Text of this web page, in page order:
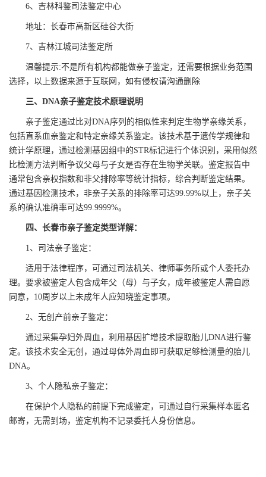
6、吉林科鉴司法鉴定中心
地址：长春市高新区硅谷大街
7、吉林江城司法鉴定所
温馨提示:不是所有机构都能做亲子鉴定，还需要根据业务范围
选择，以上数据来源于互联网，如有侵权请沟通删除
三、DNA亲子鉴定技术原理说明
亲子鉴定通过比对DNA序列的相似性来判定生物学亲缘关系，
包括直系血亲鉴定和特定亲缘关系鉴定。该技术基于遗传学规律和
统计学原理，通过检测基因组中的STR标记进行个体识别，采用似然
比检测方法判断争议父母与子女是否存在生物学关联。鉴定报告中
通常包含亲权指数和非父排除率等统计指标，综合判断鉴定结果。
通过基因检测技术，非亲子关系的排除率可达99.99%以上，亲子关
系的确认准确率可达99.9999%。
四、长春市亲子鉴定类型详解：
1、司法亲子鉴定：
适用于法律程序，可通过司法机关、律师事务所或个人委托办
理。要求被鉴定人包含成年父（母）与子女，成年被鉴定人需自愿
同意，10周岁以上未成年人应知晓鉴定事项。
2、无创产前亲子鉴定：
通过采集孕妇外周血，利用基因扩增技术提取胎儿DNA进行鉴
定。该技术安全无创，通过母体外周血即可获取足够检测量的胎儿
DNA。
3、个人隐私亲子鉴定：
在保护个人隐私的前提下完成鉴定，可通过自行采集样本匿名
邮寄，无需到场，鉴定机构不记录委托人身份信息。